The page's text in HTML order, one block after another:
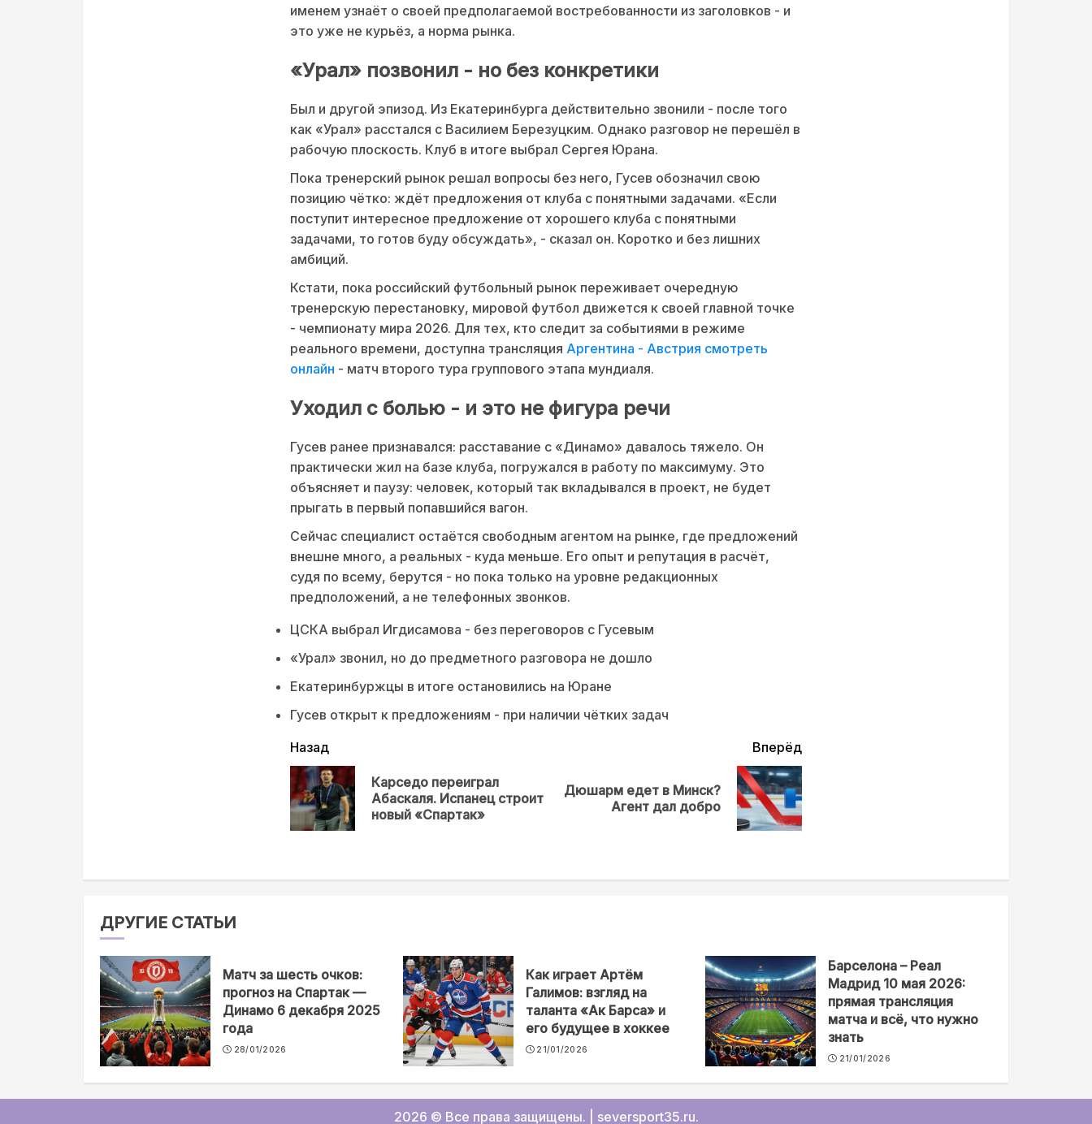
именем узнаёт о своей предполагаемой востребованности из заголовков - и
это уже не курьёз, а норма рынка.
«Урал» позвонил - но без конкретики
Был и другой эпизод. Из Екатеринбурга действительно звонили - после того
как «Урал» расстался с Василием Березуцким. Однако разговор не перешёл в
рабочую плоскость. Клуб в итоге выбрал Сергея Юрана.
Пока тренерский рынок решал вопросы без него, Гусев обозначил свою
позицию чётко: ждёт предложения от клуба с понятными задачами. «Если
поступит интересное предложение от хорошего клуба с понятными
задачами, то готов буду обсуждать», - сказал он. Коротко и без лишних
амбиций.
Кстати, пока российский футбольный рынок переживает очередную
тренерскую перестановку, мировой футбол движется к своей главной точке
- чемпионату мира 2026. Для тех, кто следит за событиями в режиме
реального времени, доступна трансляция Аргентина - Австрия смотреть
онлайн - матч второго тура группового этапа мундиаля.
Уходил с болью - и это не фигура речи
Гусев ранее признавался: расставание с «Динамо» давалось тяжело. Он
практически жил на базе клуба, погружался в работу по максимуму. Это
объясняет и паузу: человек, который так вкладывался в проект, не будет
прыгать в первый попавшийся вагон.
Сейчас специалист остаётся свободным агентом на рынке, где предложений
внешне много, а реальных - куда меньше. Его опыт и репутация в расчёт,
судя по всему, берутся - но пока только на уровне редакционных
предположений, а не телефонных звонков.
ЦСКА выбрал Игдисамова - без переговоров с Гусевым
«Урал» звонил, но до предметного разговора не дошло
Екатеринбуржцы в итоге остановились на Юране
Гусев открыт к предложениям - при наличии чётких задач
читать
еще
Назад
Предыдущая
Карседо переиграл
Абаскаля. Испанец строит
новый «Спартак»
Вперёд
NextДюшарм едет в Минск?
Агент дал добро
ДРУГИЕ СТАТЬИ
Матч за шесть очков:
прогноз на Спартак —
Динамо 6 декабря 2025
года
28/01/2026
Как играет Артём
Галимов: взгляд на
таланта «Ак Барса» и
его будущее в хоккее
21/01/2026
Барселона – Реал
Мадрид 10 мая 2026:
прямая трансляция
матча и всё, что нужно
знать
21/01/2026
2026 © Все права защищены. seversport35.ru.